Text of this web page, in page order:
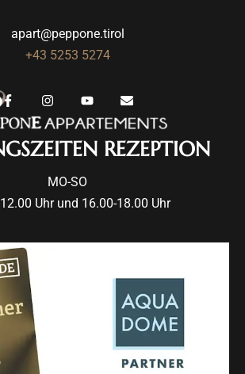
apart@peppone.tirol
+43 5253 5274
REZEPTION
MO-SO
Uhr und 16.00-18.00 Uhr